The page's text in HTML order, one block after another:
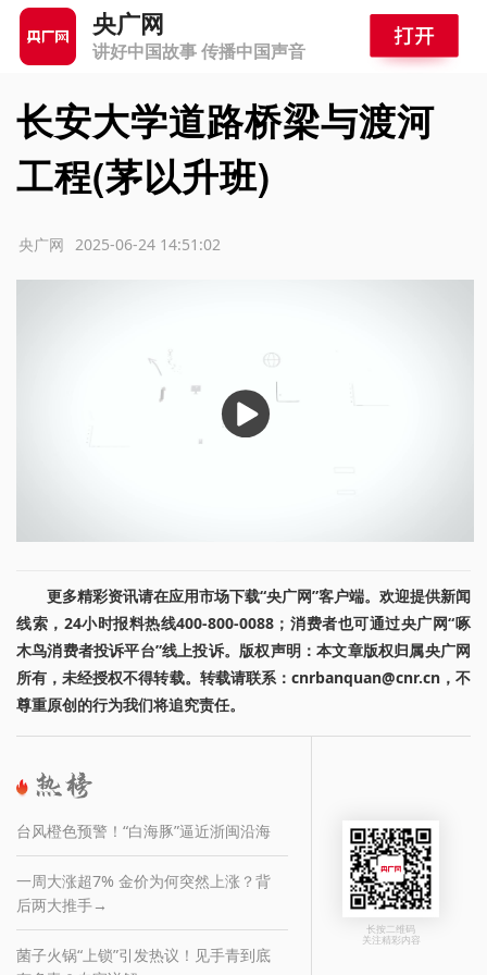
央广网
讲好中国故事 传播中国声音
长安大学道路桥梁与渡河
工程(茅以升班)
2025-06-24 14:51:02
央广网
播
放
更多精彩资讯请在应用市场下载“央广网”客户端。欢迎提供新闻
线索，24小时报料热线400-800-0088；消费者也可通过央广网“啄
木鸟消费者投诉平台”线上投诉。版权声明：本文章版权归属央广网
所有，未经授权不得转载。转载请联系：cnrbanquan@cnr.cn，不
尊重原创的行为我们将追究责任。
台风橙色预警！“白海豚”逼近浙闽沿海
一周大涨超7% 金价为何突然上涨？背
后两大推手→
菌子火锅“上锁”引发热议！见手青到底
长按二维码
关注精彩内容